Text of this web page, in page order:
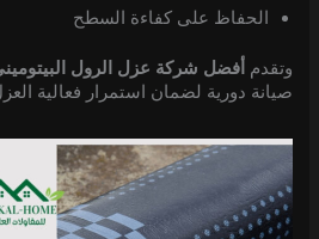
الحفاظ على كفاءة السطح
وتقدم أفضل شركة عزل الرول البيتوميني
صيانة دورية لضمان استمرار فعالية